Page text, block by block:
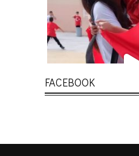
FACEBOOK